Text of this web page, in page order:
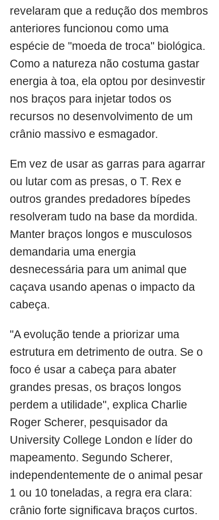
revelaram que a redução dos membros
anteriores funcionou como uma
espécie de "moeda de troca" biológica.
Como a natureza não costuma gastar
energia à toa, ela optou por desinvestir
nos braços para injetar todos os
recursos no desenvolvimento de um
crânio massivo e esmagador.
Em vez de usar as garras para agarrar
ou lutar com as presas, o T. Rex e
outros grandes predadores bípedes
resolveram tudo na base da mordida.
Manter braços longos e musculosos
demandaria uma energia
desnecessária para um animal que
caçava usando apenas o impacto da
cabeça.
"A evolução tende a priorizar uma
estrutura em detrimento de outra. Se o
foco é usar a cabeça para abater
grandes presas, os braços longos
perdem a utilidade", explica Charlie
Roger Scherer, pesquisador da
University College London e líder do
mapeamento. Segundo Scherer,
independentemente de o animal pesar
1 ou 10 toneladas, a regra era clara:
crânio forte significava braços curtos.